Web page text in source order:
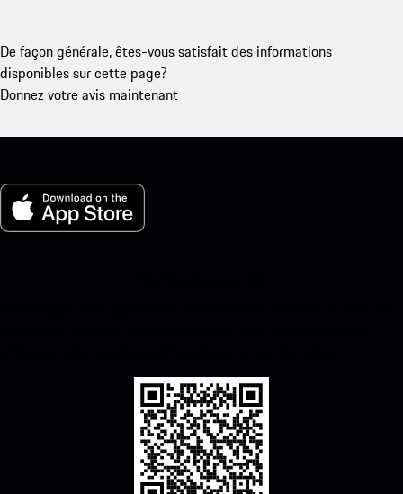
De façon générale, êtes-vous satisfait des informations
disponibles sur cette page?
Donnez votre avis maintenant